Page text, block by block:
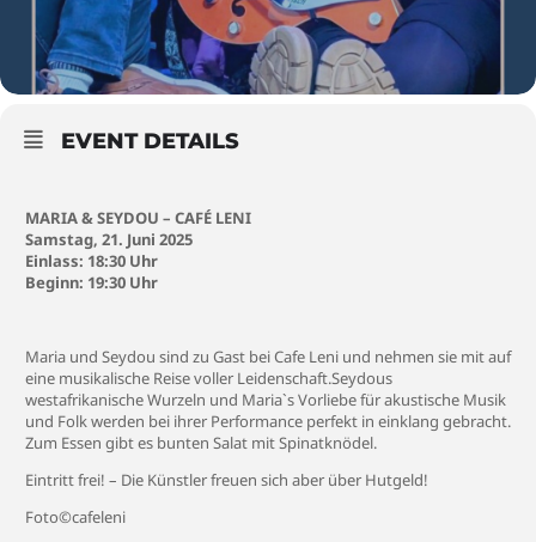
EVENT DETAILS
MARIA & SEYDOU – CAFÉ LENI
Samstag, 21. Juni 2025
Einlass: 18:30 Uhr
Beginn: 19:30 Uhr
Maria und Seydou sind zu Gast bei Cafe Leni und nehmen sie mit auf
eine musikalische Reise voller Leidenschaft.Seydous
westafrikanische Wurzeln und Maria`s Vorliebe für akustische Musik
und Folk werden bei ihrer Performance perfekt in einklang gebracht.
Zum Essen gibt es bunten Salat mit Spinatknödel.
Eintritt frei! – Die Künstler freuen sich aber über Hutgeld!
Foto©cafeleni